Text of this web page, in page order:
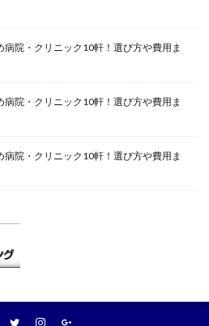
院・クリニック10軒！選び方や費用ま
院・クリニック10軒！選び方や費用ま
院・クリニック10軒！選び方や費用ま